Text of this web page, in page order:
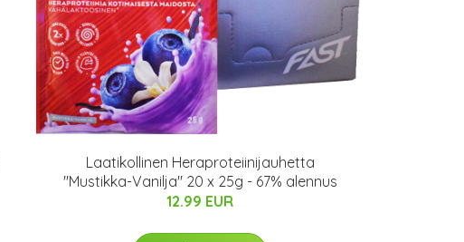
Laatikollinen Heraproteiinijauhetta
"Mustikka-Vanilja" 20 x 25g - 67% alennus
12.99 EUR